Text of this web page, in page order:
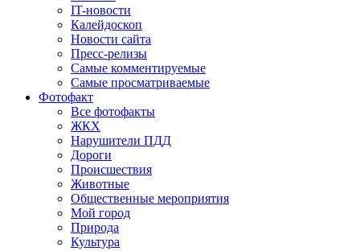
IT-новости
Калейдоскоп
Новости сайта
Пресс-релизы
Самые комментируемые
Самые просматриваемые
Фотофакт
Все фотофакты
ЖКХ
Нарушители ПДД
Дороги
Происшествия
Животные
Общественные мероприятия
Мой город
Природа
Культура